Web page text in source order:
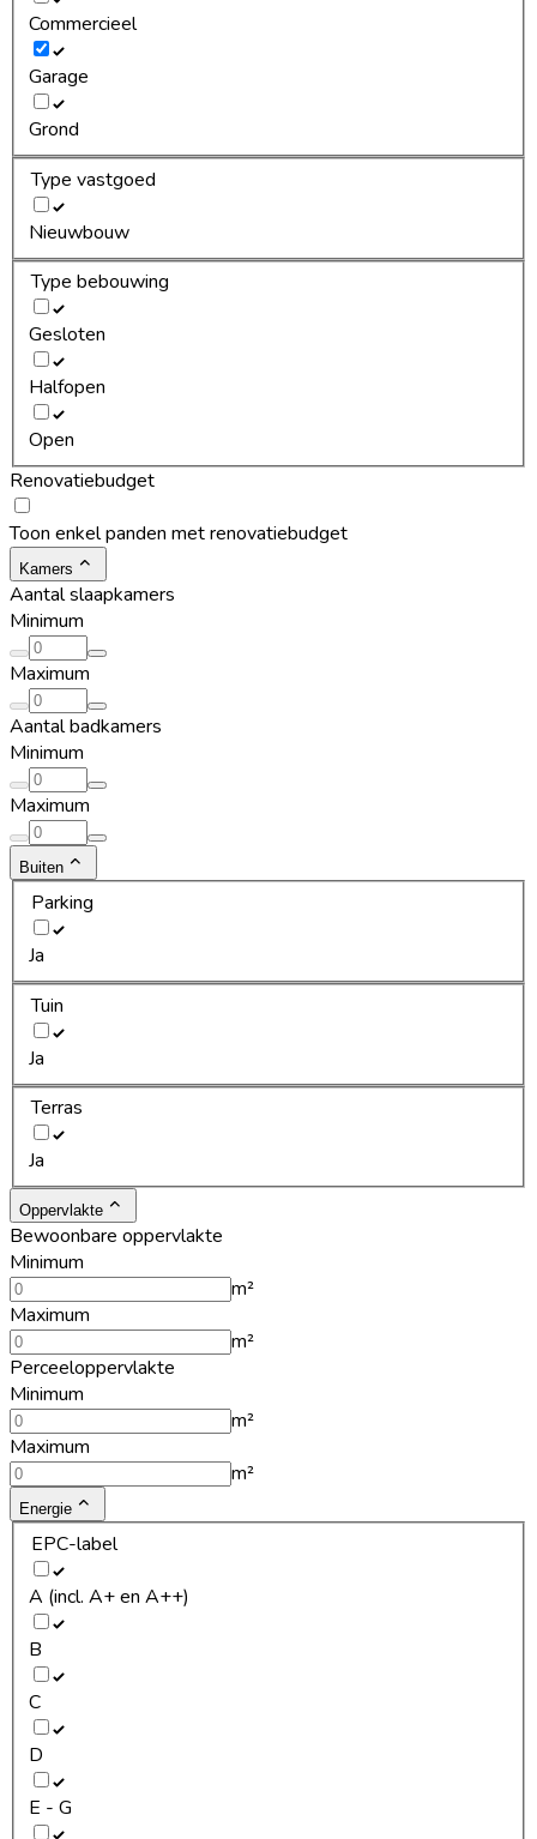
Commercieel
Garage
Grond
Type vastgoed
Nieuwbouw
Type bebouwing
Gesloten
Halfopen
Open
Renovatiebudget
Toon enkel panden met renovatiebudget
Kamers
Aantal slaapkamers
Minimum
Maximum
Aantal badkamers
Minimum
Maximum
Buiten
Parking
Ja
Tuin
Ja
Terras
Ja
Oppervlakte
Bewoonbare oppervlakte
Minimum
m²
Maximum
m²
Perceeloppervlakte
Minimum
m²
Maximum
m²
Energie
EPC-label
A (incl. A+ en A++)
B
C
D
E - G